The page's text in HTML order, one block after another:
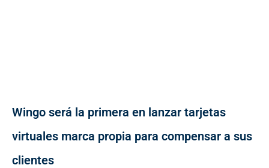
Wingo será la primera en lanzar tarjetas
virtuales marca propia para compensar a sus
clientes